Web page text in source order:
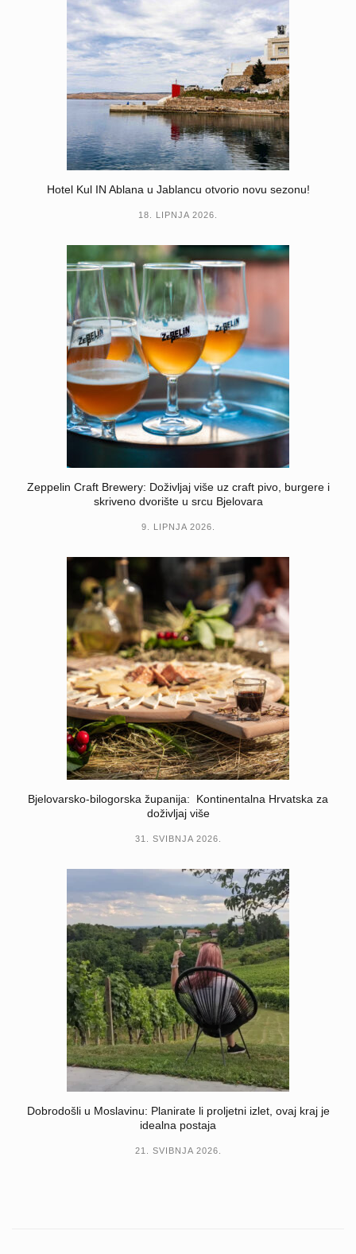
Hotel Kul IN Ablana u Jablancu otvorio novu sezonu!
18. LIPNJA 2026.
Zeppelin Craft Brewery: Doživljaj više uz craft pivo, burgere i
skriveno dvorište u srcu Bjelovara
9. LIPNJA 2026.
Bjelovarsko-bilogorska županija: Kontinentalna Hrvatska za
doživljaj više
31. SVIBNJA 2026.
Dobrodošli u Moslavinu: Planirate li proljetni izlet, ovaj kraj je
idealna postaja
21. SVIBNJA 2026.